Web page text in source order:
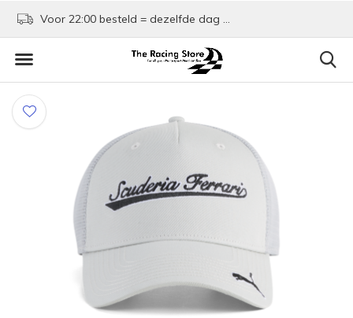
Voor 22:00 besteld = dezelfde dag verzonden!